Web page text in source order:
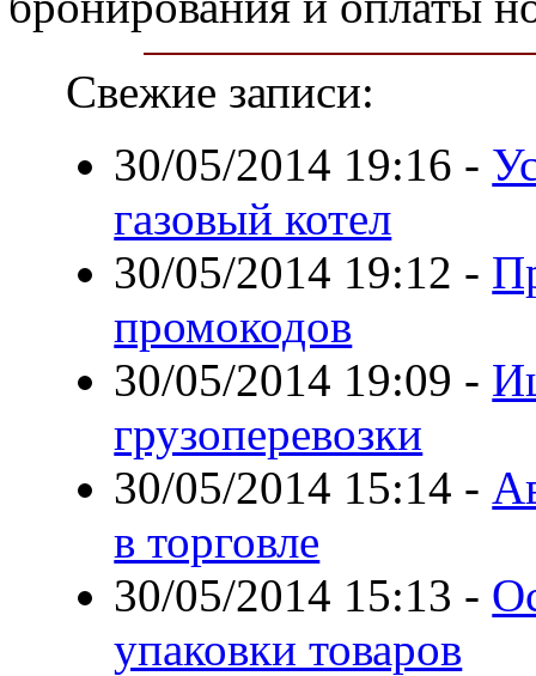
Свежие записи:
30/05/2014 19:16 -
газовый котел
30/05/2014 19:12 -
промокодов
30/05/2014 19:09 -
грузоперевозки
30/05/2014 15:14 -
в торговле
30/05/2014 15:13 -
упаковки товаров